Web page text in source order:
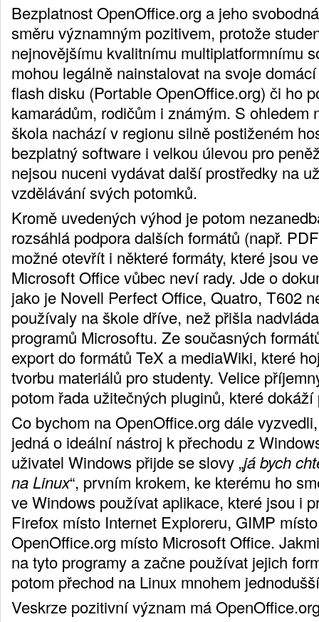
Bezplatnost OpenOffice.org a jeho
směru významným pozitivem, protože
nejnovějšímu kvalitnímu multiplatformnímu
mohou legálně nainstalovat na svoje
flash disku (Portable OpenOffice.org) či ho
kamarádům, rodičům i známým. S ohledem
škola nachází v regionu silně postiženém
bezplatný software i velkou úlevou pro
nejsou nuceni vydávat další prostředky na
vzdělávání svých potomků.
Kromě uvedených výhod je potom
rozsáhlá podpora dalších formátů (např.
možné otevřít i některé formáty, které jsou
Microsoft Office vůbec neví rady. Jde o
jako je Novell Perfect Office, Quatro, T602
používaly na škole dříve, než přišla
programů Microsoftu. Ze současných
export do formátů TeX a mediaWiki, které
tvorbu materiálů pro studenty. Velice
potom řada užitečných pluginů, které
Co bychom na OpenOffice.org dále
jedná o ideální nástroj k přechodu z
uživatel Windows přijde se slovy „já bych
na Linux“, prvním krokem, ke kterému ho
ve Windows používat aplikace, které jsou i
Firefox místo Internet Exploreru, GIMP
OpenOffice.org místo Microsoft Office.
na tyto programy a začne používat jejich
potom přechod na Linux mnohem
Veskrze pozitivní význam má